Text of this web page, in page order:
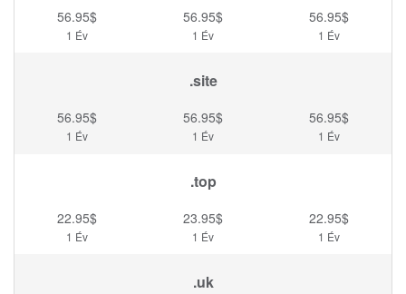
56.95$
1 Év
56.95$
1 Év
56.95$
1 Év
.site
56.95$
1 Év
56.95$
1 Év
56.95$
1 Év
.top
22.95$
1 Év
23.95$
1 Év
22.95$
1 Év
.uk